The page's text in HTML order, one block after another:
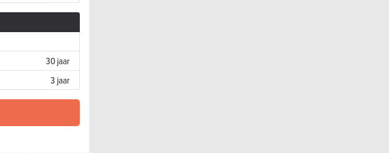
30 jaar
3 jaar